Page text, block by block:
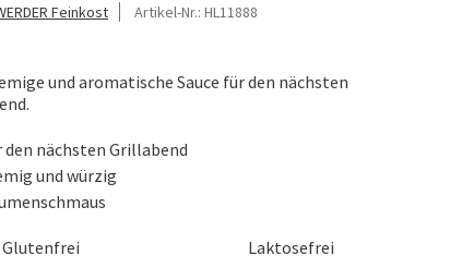
Feinkost Artikel-Nr.: HL11888
und aromatische Sauce für den nächsten
den nächsten Grillabend
und würzig
Glutenfrei
Laktosefrei